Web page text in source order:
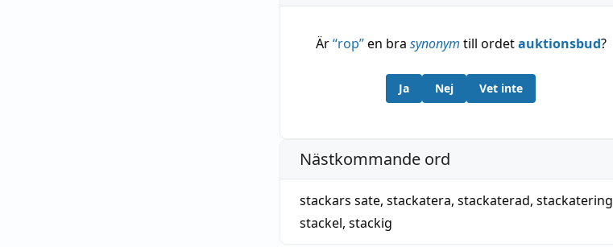
Är“rop”en bra synonym till ordetauktionsbud?
Ja Nej Vet inte
Nästkommande ord
stackars sate, stackatera, stackaterad, stackatering
stackel, stackig